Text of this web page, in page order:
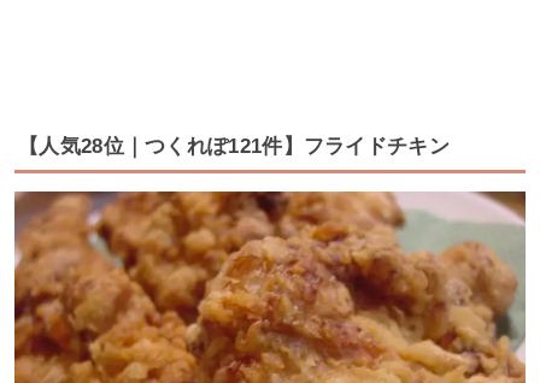
【人気28位｜つくれぽ121件】フライドチキン